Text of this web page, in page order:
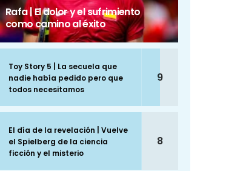
Rafa | El dolor y el sufrimiento
como camino al éxito
Toy Story 5 | La secuela que
nadie había pedido pero que
todos necesitamos
9
El día de la revelación | Vuelve
el Spielberg de la ciencia
ficción y el misterio
8